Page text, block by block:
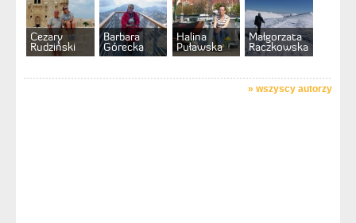
Cezary
Rudziński
Barbara
Górecka
Halina
Puławska
Małgorzata
Raczkowska
» wszyscy autorzy